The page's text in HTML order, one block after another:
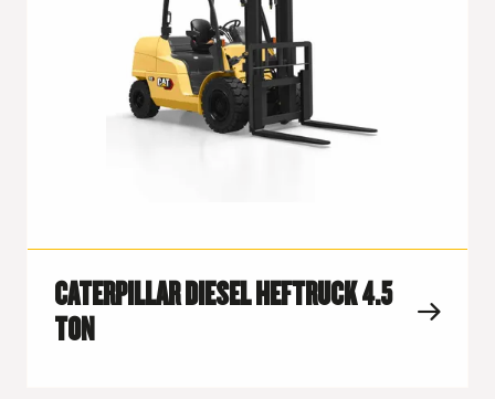
CATERPILLAR DIESEL HEFTRUCK 4.5
TON